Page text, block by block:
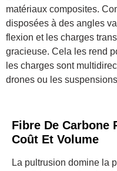
matériaux composites.
disposées à des angles
flexion et les charges
gracieuse. Cela les rend
les charges sont
drones ou les
Fibre De Carbone
Coût Et Volume
La pultrusion domine la